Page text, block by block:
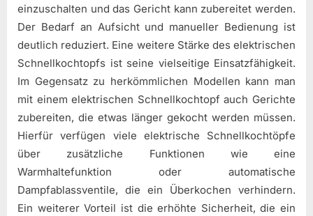
einzuschalten und das Gericht kann zubereitet werden.
Der Bedarf an Aufsicht und manueller Bedienung ist
deutlich reduziert. Eine weitere Stärke des elektrischen
Schnellkochtopfs ist seine vielseitige Einsatzfähigkeit.
Im Gegensatz zu herkömmlichen Modellen kann man
mit einem elektrischen Schnellkochtopf auch Gerichte
zubereiten, die etwas länger gekocht werden müssen.
Hierfür verfügen viele elektrische Schnellkochtöpfe
über zusätzliche Funktionen wie eine
Warmhaltefunktion oder automatische
Dampfablassventile, die ein Überkochen verhindern.
Ein weiterer Vorteil ist die erhöhte Sicherheit, die ein